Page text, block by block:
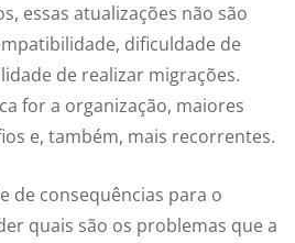
essas atualizações não são
dificuldade de
de realizar migrações.
for a organização, maiores
e, também, mais recorrentes.
de consequências para o
quais são os problemas que a